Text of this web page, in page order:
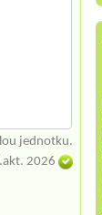
jednotku.
2026